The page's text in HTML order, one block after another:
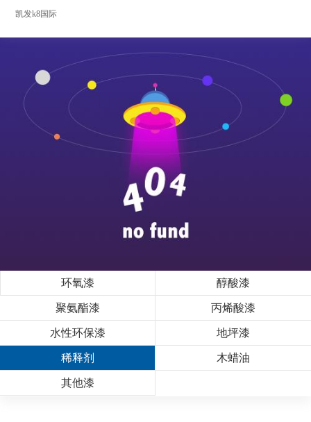
凯发k8国际
环氧漆 醇酸漆
聚氨酯漆 丙烯酸漆
水性环保漆 地坪漆
稀释剂 木蜡油
其他漆